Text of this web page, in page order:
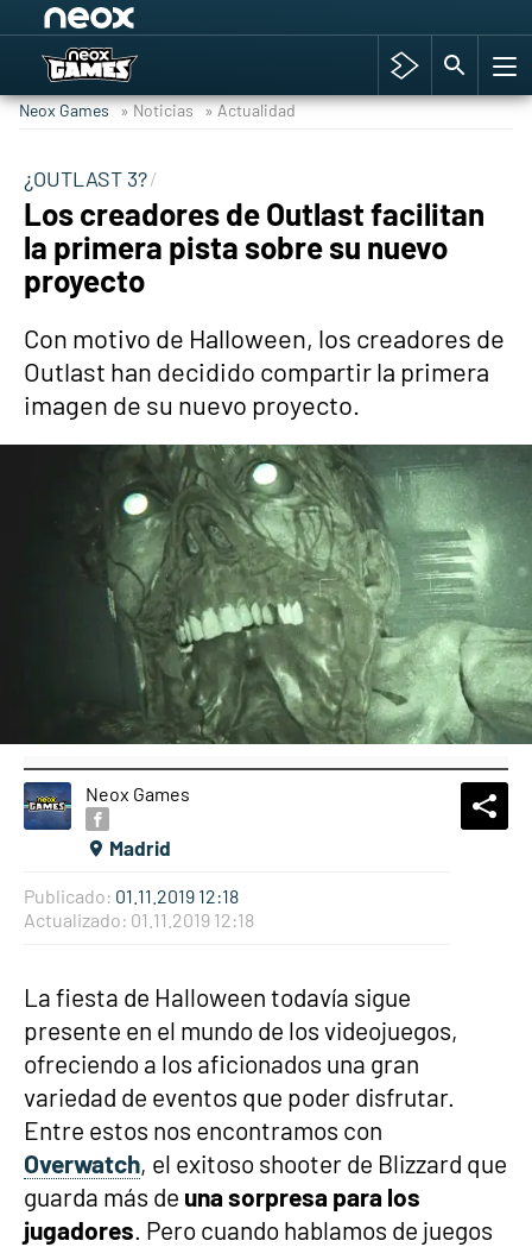
Hyrule Warriors: La Era del Cataclismo
Cyberpunk 2077
Hyrule Warriors
Neox Games » Noticias » Actualidad
¿OUTLAST 3?
Los creadores de Outlast facilitan
la primera pista sobre su nuevo
proyecto
Con motivo de Halloween, los creadores de
Outlast han decidido compartir la primera
imagen de su nuevo proyecto.
Neox Games
Madrid
Publicado: 01.11.2019 12:18
Actualizado: 01.11.2019 12:18
La fiesta de Halloween todavía sigue
presente en el mundo de los videojuegos,
ofreciendo a los aficionados una gran
variedad de eventos que poder disfrutar.
Entre estos nos encontramos con
Overwatch, el exitoso shooter de Blizzard que
guarda más de una sorpresa para los
jugadores. Pero cuando hablamos de juegos